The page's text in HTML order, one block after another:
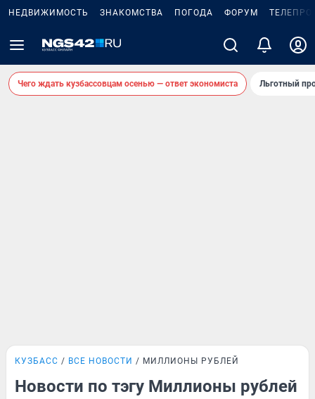
НЕДВИЖИМОСТЬ ЗНАКОМСТВА ПОГОДА ФОРУМ
Чего ждать кузбассовцам осенью — ответ экономиста Льготный
КУЗБАСС ВСЕ НОВОСТИ МИЛЛИОНЫ РУБЛЕЙ
Новости по тэгу Миллионы рублей